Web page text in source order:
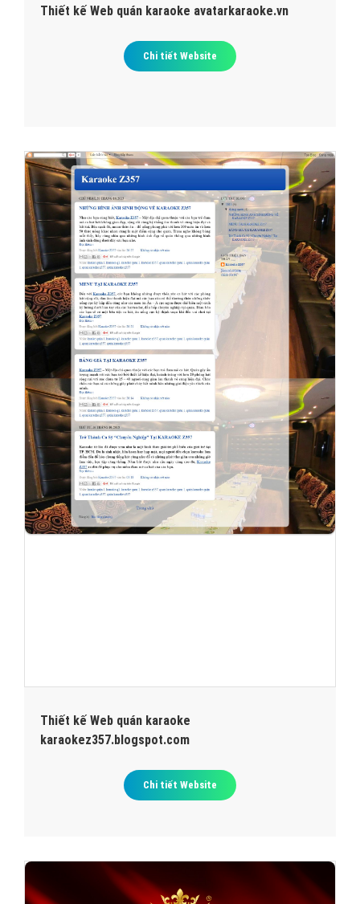
Thiết kế Web quán karaoke avatarkaraoke.vn
Chi tiết Website
Thiết kế Web quán karaoke
karaokez357.blogspot.com
Chi tiết Website